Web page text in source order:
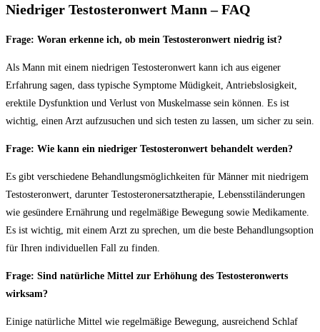
Niedriger ‌Testosteronwert ‌Mann – FAQ
Frage: Woran erkenne ich, ob mein Testosteronwert niedrig ist?
Als Mann ‌mit einem niedrigen Testosteronwert kann ich aus eigener
‌Erfahrung sagen, dass‍ typische Symptome Müdigkeit,⁣ Antriebslosigkeit,
erektile Dysfunktion⁢ und Verlust von Muskelmasse sein können. Es ist
wichtig, einen Arzt aufzusuchen und sich testen⁣ zu lassen, um sicher zu ⁣sein.
Frage: Wie kann ein niedriger Testosteronwert behandelt werden?
Es gibt verschiedene Behandlungsmöglichkeiten für Männer mit niedrigem
Testosteronwert, darunter Testosteronersatztherapie, Lebensstiländerungen
wie‍ gesündere Ernährung und regelmäßige⁤ Bewegung sowie Medikamente.
⁣Es ist wichtig, mit einem Arzt zu sprechen, um die​ beste Behandlungsoption
für Ihren individuellen Fall zu finden.
Frage: Sind natürliche ⁣Mittel zur ⁣Erhöhung ‍des Testosteronwerts
wirksam?
Einige natürliche ⁢Mittel wie regelmäßige Bewegung, ausreichend Schlaf